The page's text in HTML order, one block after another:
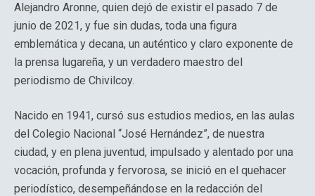
Alejandro Aronne, quien dejó de existir el pasado 7 de
junio de 2021, y fue sin dudas, toda una figura
emblemática y decana, un auténtico y claro exponente de
la prensa lugareña, y un verdadero maestro del
periodismo de Chivilcoy.
Nacido en 1941, cursó sus estudios medios, en las aulas
del Colegio Nacional “José Hernández”, de nuestra
ciudad, y en plena juventud, impulsado y alentado por una
vocación, profunda y fervorosa, se inició en el quehacer
periodístico, desempeñándose en la redacción del